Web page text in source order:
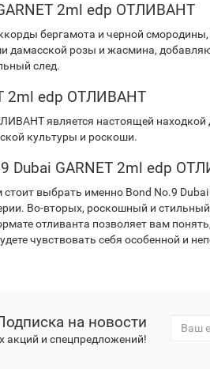
2ml edp ОТЛИВАНТ
бергамота и черной
дамасской розы и жасмина,
след.
2ml edp ОТЛИВАНТ
является настоящей
культуры и роскоши.
Dubai GARNET 2ml edp
выбрать именно Bond No.9
Во-вторых, роскошный и
отливанта позволяет вам
чувствовать себя особенной и
на новости
акций и спецпредложений!